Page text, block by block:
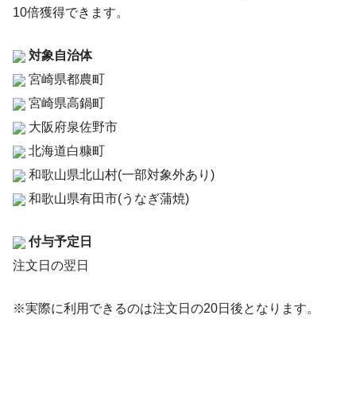
10倍獲得できます。
対象自治体
宮崎県都農町
宮崎県高鍋町
大阪府泉佐野市
北海道白糠町
和歌山県北山村(一部対象外あり)
和歌山県有田市(うなぎ蒲焼)
付与予定日
注文日の翌日
※実際に利用できるのは注文日の20日後となります。